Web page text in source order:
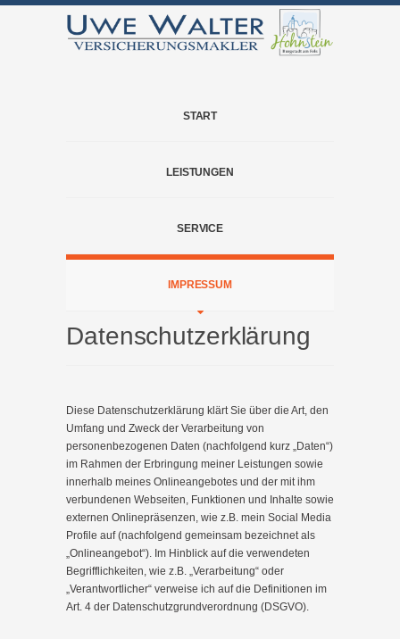
START
LEISTUNGEN
SERVICE
IMPRESSUM
Datenschutzerklärung
Diese Datenschutzerklärung klärt Sie über die Art, den
Umfang und Zweck der Verarbeitung von
personenbezogenen Daten (nachfolgend kurz „Daten“)
im Rahmen der Erbringung meiner Leistungen sowie
innerhalb meines Onlineangebotes und der mit ihm
verbundenen Webseiten, Funktionen und Inhalte sowie
externen Onlinepräsenzen, wie z.B. mein Social Media
Profile auf (nachfolgend gemeinsam bezeichnet als
„Onlineangebot“). Im Hinblick auf die verwendeten
Begrifflichkeiten, wie z.B. „Verarbeitung“ oder
„Verantwortlicher“ verweise ich auf die Definitionen im
Art. 4 der Datenschutzgrundverordnung (DSGVO).